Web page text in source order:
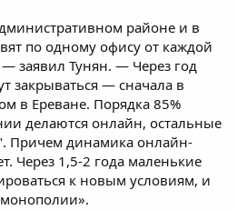
районе и в
по одному офису от каждой
заявил Тунян. — Через год
закрываться — сначала в
в Ереване. Порядка 85%
делаются онлайн, остальные
Причем динамика онлайн-
Через 1,5-2 года маленькие
к новым условиям, и